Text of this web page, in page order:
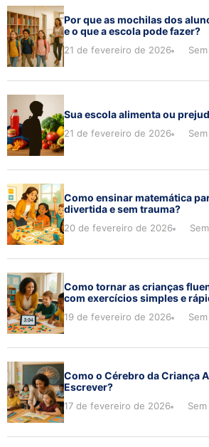
Por que as mochilas dos
e o que a escola pode fazer?
21 de fevereiro de 2026
Sua escola alimenta ou
21 de fevereiro de 2026
Como ensinar matemática
divertida e sem trauma?
20 de fevereiro de 2026
Como tornar as crianças
com exercícios simples e
19 de fevereiro de 2026
Como o Cérebro da Criança
Escrever?
17 de fevereiro de 2026